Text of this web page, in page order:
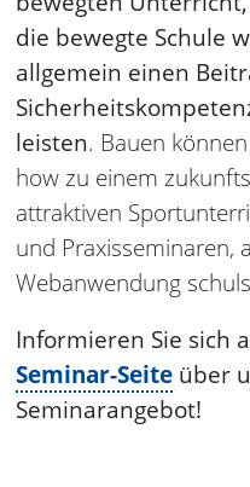
die bewegte Schule
allgemein einen
leisten. Bauen
how zu einem
attraktiven
und Praxisseminaren,
Webanwendung
Informieren Sie sich
Seminar-Seite über
Seminarangebot!